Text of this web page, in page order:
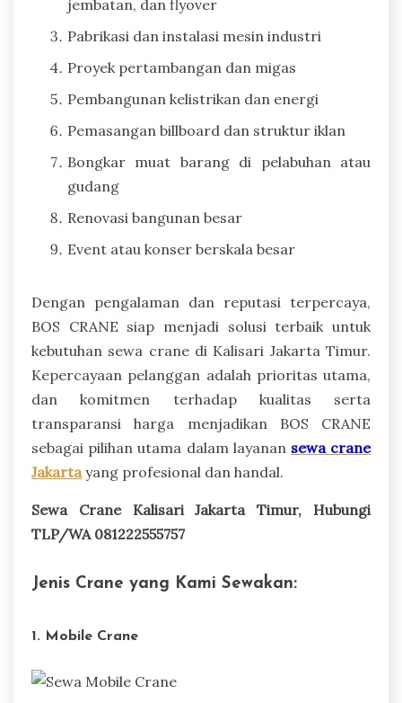
jembatan, dan flyover
Pabrikasi dan instalasi mesin industri
Proyek pertambangan dan migas
Pembangunan kelistrikan dan energi
Pemasangan billboard dan struktur iklan
Bongkar muat barang di pelabuhan atau
gudang
Renovasi bangunan besar
Event atau konser berskala besar
Dengan pengalaman dan reputasi terpercaya,
BOS CRANE siap menjadi solusi terbaik untuk
kebutuhan sewa crane di Kalisari Jakarta Timur.
Kepercayaan pelanggan adalah prioritas utama,
dan komitmen terhadap kualitas serta
transparansi harga menjadikan BOS CRANE
sebagai pilihan utama dalam layanan sewa crane
Jakartayang profesional dan handal.
Sewa Crane Kalisari Jakarta Timur, Hubungi
TLP/WA 081222555757
Jenis Crane yang Kami Sewakan:
1. Mobile Crane